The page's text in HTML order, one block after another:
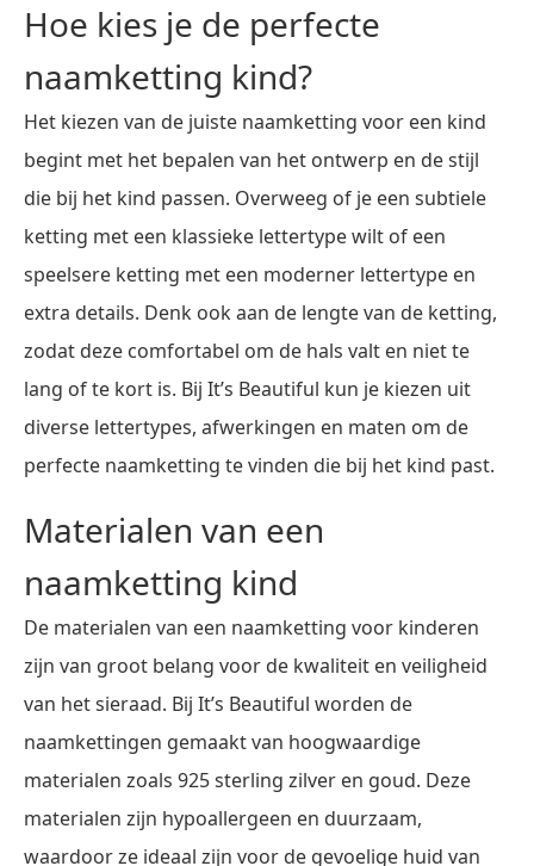
Hoe kies je de perfecte
naamketting kind?
Het kiezen van de juiste naamketting voor een kind
begint met het bepalen van het ontwerp en de stijl
die bij het kind passen. Overweeg of je een subtiele
ketting met een klassieke lettertype wilt of een
speelsere ketting met een moderner lettertype en
extra details. Denk ook aan de lengte van de ketting,
zodat deze comfortabel om de hals valt en niet te
lang of te kort is. Bij It’s Beautiful kun je kiezen uit
diverse lettertypes, afwerkingen en maten om de
perfecte naamketting te vinden die bij het kind past.
Materialen van een
naamketting kind
De materialen van een naamketting voor kinderen
zijn van groot belang voor de kwaliteit en veiligheid
van het sieraad. Bij It’s Beautiful worden de
naamkettingen gemaakt van hoogwaardige
materialen zoals 925 sterling zilver en goud. Deze
materialen zijn hypoallergeen en duurzaam,
waardoor ze ideaal zijn voor de gevoelige huid van